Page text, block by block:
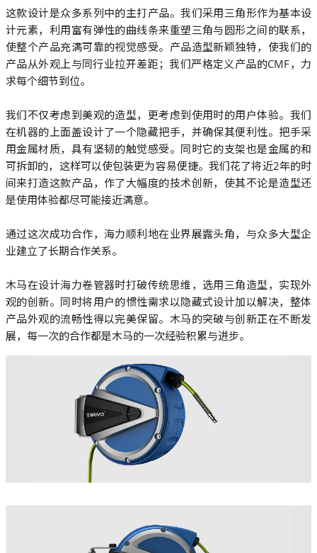
这款设计是众多系列中的主打产品。我们采用三角形作为基本设
计元素，利用富有弹性的曲线条来重塑三角与圆形之间的联系，
使整个产品充满可靠的视觉感受。产品造型新颖独特，使我们的
产品从外观上与同行业拉开差距；我们严格定义产品的CMF，力
求每个细节到位。
我们不仅考虑到美观的造型，更考虑到使用时的用户体验。我们
在机器的上面盖设计了一个隐藏把手，并确保其便利性。把手采
用金属材质，具有坚韧的触觉感受。同时它的支架也是金属的和
可拆卸的，这样可以使包装更为容易便捷。我们花了将近2年的时
间来打造这款产品，作了大幅度的技术创新，使其不论是造型还
是使用体验都尽可能接近满意。
通过这次成功合作，海力顺利地在业界展露头角，与众多大型企
业建立了长期合作关系。
木马在设计海力卷管器时打破传统思维，选用三角造型，实现外
观的创新。同时将用户的惯性需求以隐藏式设计加以解决，整体
产品外观的流畅性得以完美保留。木马的突破与创新正在不断发
展，每一次的合作都是木马的一次经验积累与进步。